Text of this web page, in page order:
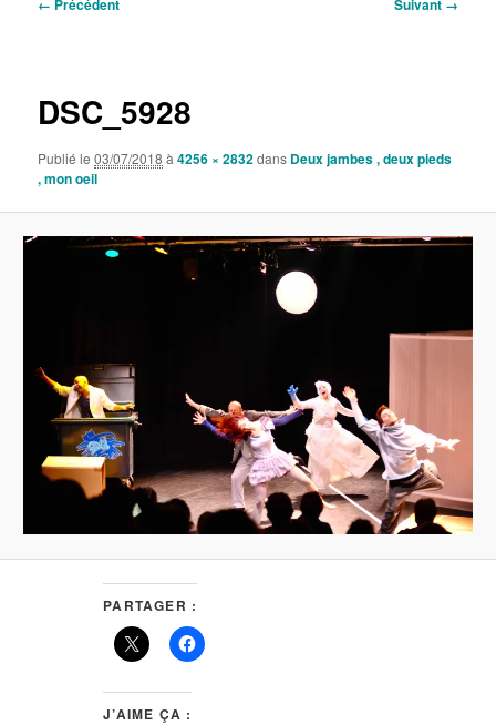
← Précédent Suivant →
DSC_5928
Publié le03/07/2018 à4256 × 2832dans Deux jambes , deux pieds
, mon oeil
PARTAGER :
J’AIME ÇA :